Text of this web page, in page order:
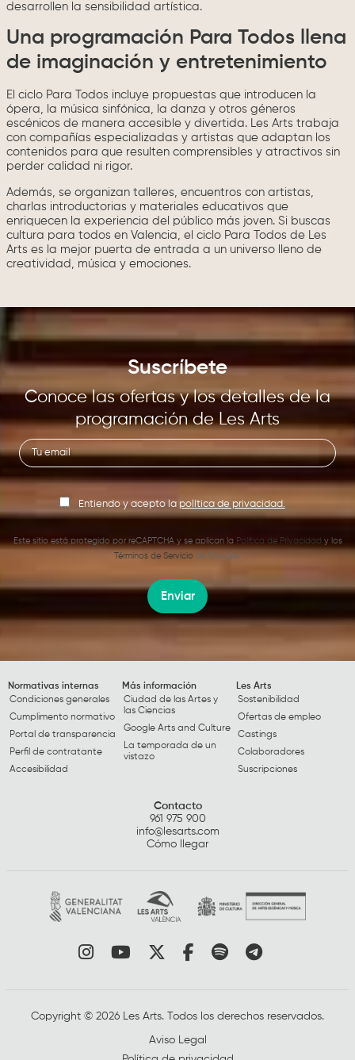
desarrollen la sensibilidad artística.
Una programación Para Todos llena
de imaginación y entretenimiento
El ciclo Para Todos incluye propuestas que introducen la
ópera, la música sinfónica, la danza y otros géneros
escénicos de manera accesible y divertida. Les Arts trabaja
con compañías especializadas y artistas que adaptan los
contenidos para que resulten comprensibles y atractivos sin
perder calidad ni rigor.
Además, se organizan talleres, encuentros con artistas,
charlas introductorias y materiales educativos que
enriquecen la experiencia del público más joven. Si buscas
cultura para todos en Valencia, el ciclo Para Todos de Les
Arts es la mejor puerta de entrada a un universo lleno de
creatividad, música y emociones.
Suscríbete
Conoce las ofertas y los detalles de la
programación de Les Arts
Entiendo y acepto la política de privacidad.
Este sitio está protegido por reCAPTCHA y se aplican la Política de Privacidad y los
Términos de Servicio de Google.
Enviar
Normativas internas
Condiciones generales
Cumplimento normativo
Portal de transparencia
Perfil de contratante
Accesibilidad
Más información
Ciudad de las Artes y
las Ciencias
Google Arts and Culture
La temporada de un
vistazo
Les Arts
Sostenibilidad
Ofertas de empleo
Castings
Colaboradores
Suscripciones
Contacto
961 975 900
info@lesarts.com
Cómo llegar
Link a instagram
Link a youtube
Link a twitter
Link a facebook
Link a spotify
Link a
Copyright © 2026 Les Arts. Todos los derechos reservados.
Aviso Legal